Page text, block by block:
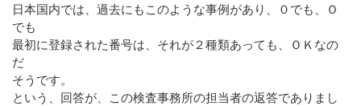
日本国内では、過去にもこのような事例があり、０でも、Ｏ
でも
最初に登録された番号は、それが２種類あっても、ＯＫなの
だ
そうです。
という、回答が、この検査事務所の担当者の返答でありまし